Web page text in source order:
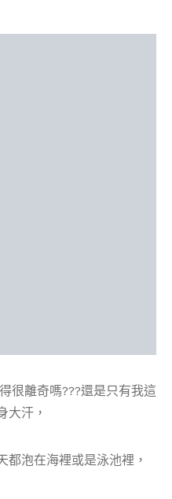
很離奇嗎???還是只有我這
大汗，
都泡在海裡或是泳池裡，